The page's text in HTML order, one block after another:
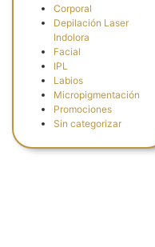
Corporal
Depilación Laser
Indolora
Facial
IPL
Labios
Micropigmentación
Promociones
Sin categorizar